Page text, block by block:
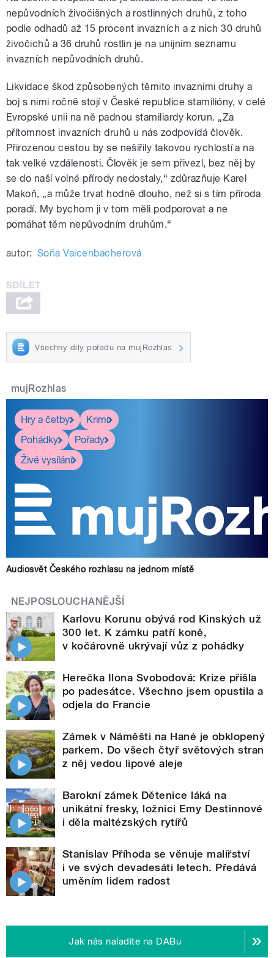
nepůvodních živočišných a rostlinných druhů, z toho
podle odhadů až 15 procent invazních a z nich 30 druhů
živočichů a 36 druhů rostlin je na unijním seznamu
invazních nepůvodních druhů.
Likvidace škod způsobených těmito invazními druhy a
boj s nimi ročně stojí v České republice stamilióny, v celé
Evropské unii na ně padnou stamiliardy korun. „Za
přítomnost invazních druhů u nás zodpovídá člověk.
Přirozenou cestou by se nešířily takovou rychlostí a na
tak velké vzdálenosti. Člověk je sem přivezl, bez něj by
se do naší volné přírody nedostaly,“ zdůrazňuje Karel
Makoň, „a může trvat hodně dlouho, než si s tím příroda
poradí. My bychom ji v tom měli podporovat a ne
pomáhat těm nepůvodním druhům.“
autor: Soňa Vaicenbacherová
Všechny díly pořadu na mujRozhlas
mujRozhlas
Hry a četby
Krimi
Pohádky
Pořady
Živé vysílání
Audiosvět Českého rozhlasu na jednom místě
NEJPOSLOUCHANĚJŠÍ
Karlovu Korunu obývá rod Kinských už
300 let. K zámku patří koně,
v kočárovně ukrývají vůz z pohádky
Herečka Ilona Svobodová: Krize přišla
po padesátce. Všechno jsem opustila a
odjela do Francie
Zámek v Náměšti na Hané je obklopený
parkem. Do všech čtyř světových stran
z něj vedou lipové aleje
Barokní zámek Dětenice láká na
unikátní fresky, ložnici Emy Destinnové
i děla maltézských rytířů
Stanislav Příhoda se věnuje malířství
i ve svých devadesáti letech. Předává
uměním lidem radost
Jak nás naladíte na DABu